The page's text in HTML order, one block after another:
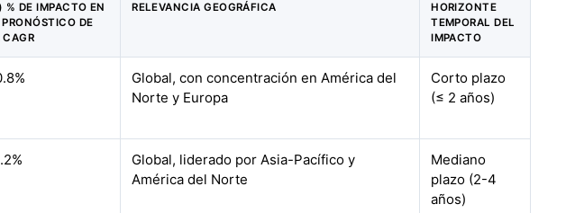
% DE IMPACTO EN
DE
CAGR
RELEVANCIA GEOGRÁFICA
HORIZONTE
TEMPORAL DEL
IMPACTO
Global, con concentración en América del
Norte y Europa
Corto plazo
(≤ 2 años)
Global, liderado por Asia-Pacífico y
América del Norte
Mediano
plazo (2-4
años)